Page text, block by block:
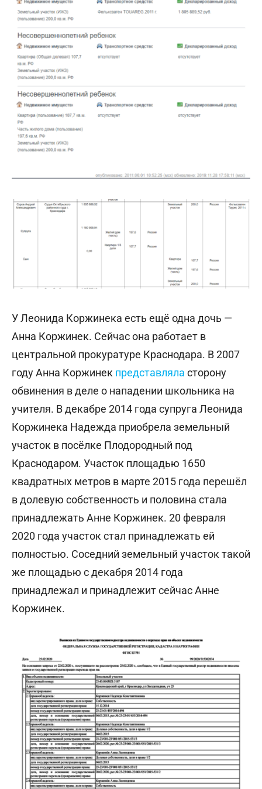
У Леонида Коржинека есть ещё одна дочь —
Анна Коржинек. Сейчас она работает в
центральной прокуратуре Краснодара. В 2007
году Анна Коржинек представляла сторону
обвинения в деле о нападении школьника на
учителя. В декабре 2014 года супруга Леонида
Коржинека Надежда приобрела земельный
участок в посёлке Плодородный под
Краснодаром. Участок площадью 1650
квадратных метров в марте 2015 года перешёл
в долевую собственность и половина стала
принадлежать Анне Коржинек. 20 февраля
2020 года участок стал принадлежать ей
полностью. Соседний земельный участок такой
же площадью с декабря 2014 года
принадлежал и принадлежит сейчас Анне
Коржинек.